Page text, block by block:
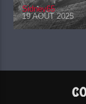
Sidney65
19 AOÛT 2025